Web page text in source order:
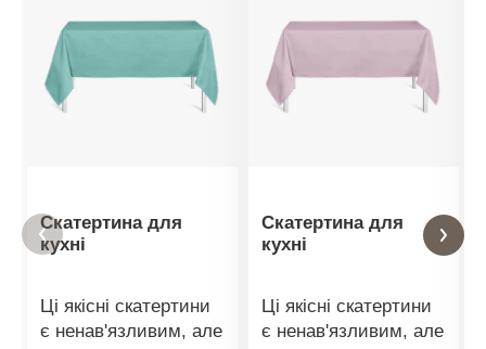
Скатертина для
кухні
Ці якісні скатертини
є ненав'язливим, але
Скатертина для
кухні
Ці якісні скатертини
є ненав'язливим, але